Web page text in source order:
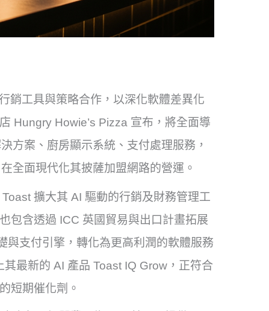
銷工具與策略合作，以深化軟體差異化
Hungry Howie’s Pizza 宣布，將全面導
方案、廚房顯示系統、支付處理服務，
全面現代化其披薩加盟網路的營運。
擴大其 AI 驅動的行銷及財務管理工
包含透過 ICC 英國貿易與出口計畫拓展
與支付引擎，轉化為更高利潤的軟體服務
最新的 AI 產品 Toast IQ Grow，正符合
短期催化劑。